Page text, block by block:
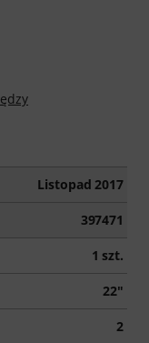
Listopad 2017
397471
1 szt.
22"
2